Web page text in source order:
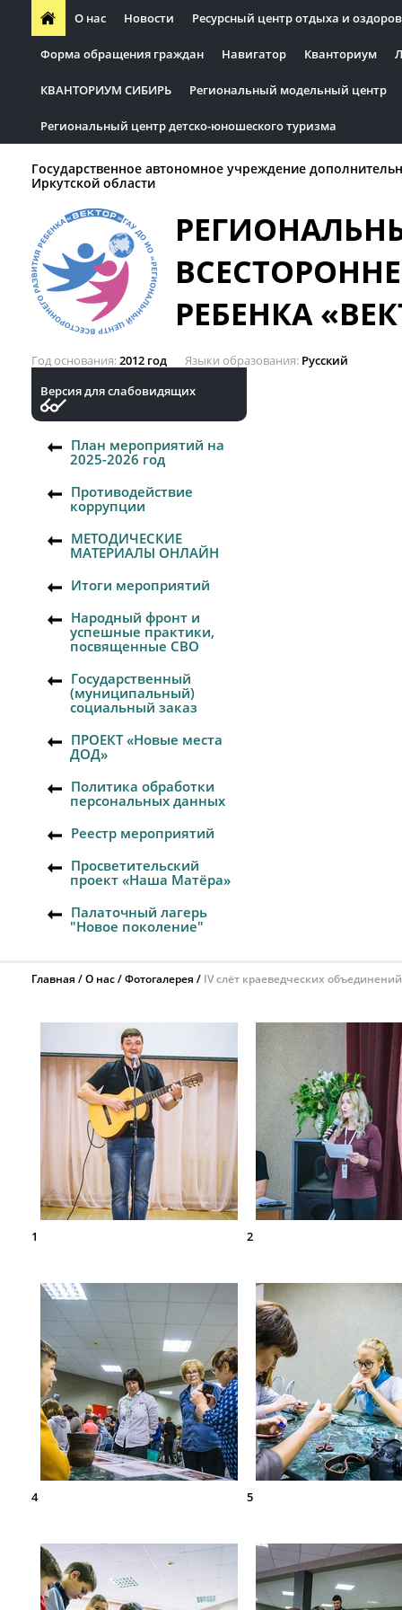
О нас Новости Ресурсный центр отдыха и
Форма обращения граждан Навигатор Кванториум
КВАНТОРИУМ СИБИРЬ Региональный модельный центр
Региональный центр детско-юношеского туризма
Государственное автономное учреждение
Иркутской области
РЕБЕНКА
Год основания 2012 год Языки образования Русский
Версия для слабовидящих
План мероприятий на
2025-2026 год
Противодействие
коррупции
МЕТОДИЧЕСКИЕ
МАТЕРИАЛЫ ОНЛАЙН
Итоги мероприятий
Народный фронт и
успешные практики,
посвященные СВО
Государственный
(муниципальный)
социальный заказ
ПРОЕКТ «Новые места
ДОД»
Политика обработки
персональных данных
Реестр мероприятий
Просветительский
проект «Наша Матёра»
Палаточный лагерь
"Новое поколение"
Главная О нас Фотогалерея IV слёт краеведческих
1 2
4 5